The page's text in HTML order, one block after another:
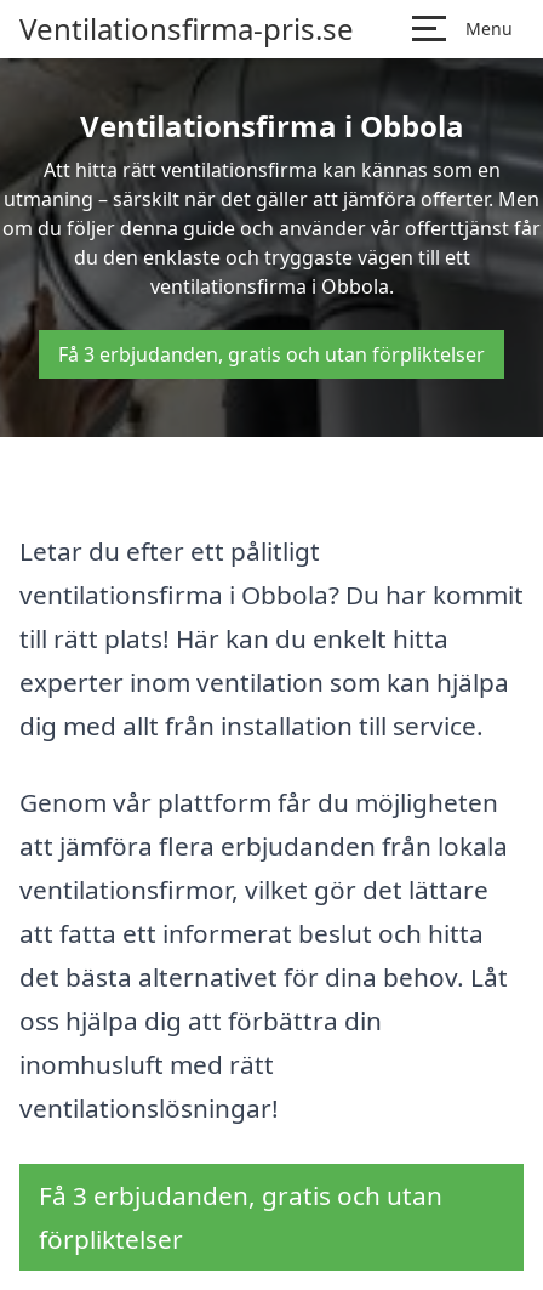
Ventilationsfirma-pris.se Menu
Ventilationsfirma i Obbola
Att hitta rätt ventilationsfirma kan kännas som en
utmaning – särskilt när det gäller att jämföra offerter. Men
om du följer denna guide och använder vår offerttjänst får
du den enklaste och tryggaste vägen till ett
ventilationsfirma i Obbola.
Få 3 erbjudanden, gratis och utan förpliktelser
Letar du efter ett pålitligt
ventilationsfirma i Obbola? Du har kommit
till rätt plats! Här kan du enkelt hitta
experter inom ventilation som kan hjälpa
dig med allt från installation till service.
Genom vår plattform får du möjligheten
att jämföra flera erbjudanden från lokala
ventilationsfirmor, vilket gör det lättare
att fatta ett informerat beslut och hitta
det bästa alternativet för dina behov. Låt
oss hjälpa dig att förbättra din
inomhusluft med rätt
ventilationslösningar!
Få 3 erbjudanden, gratis och utan
förpliktelser